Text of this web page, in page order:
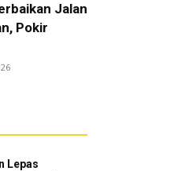
Jalan
Pokir
Lepas